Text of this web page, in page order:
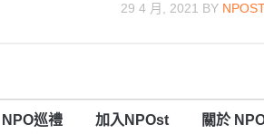
29 4 月, 2021 BY
NPO巡禮 加入NPOst 關於